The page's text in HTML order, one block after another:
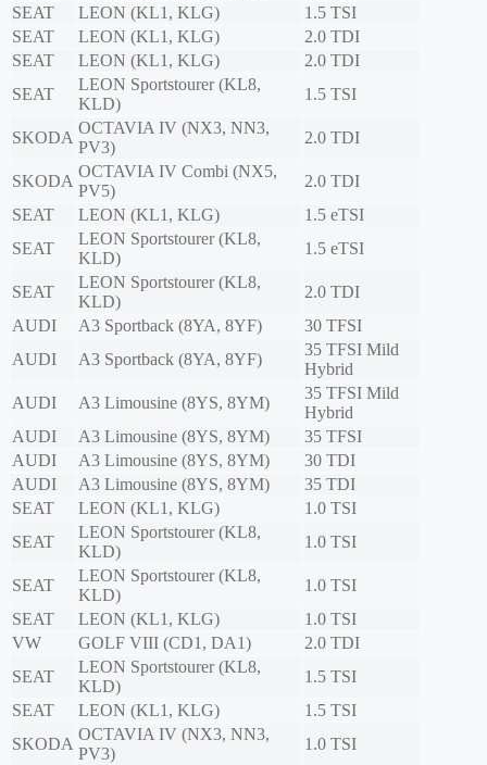
SEAT
LEON (KL1, KLG)
1.5 TSI
SEAT
LEON (KL1, KLG)
2.0 TDI
SEAT
LEON (KL1, KLG)
2.0 TDI
SEAT
LEON Sportstourer (KL8,
KLD)
1.5 TSI
SKODA
OCTAVIA IV (NX3, NN3,
PV3)
2.0 TDI
SKODA
OCTAVIA IV Combi (NX5,
PV5)
2.0 TDI
SEAT
LEON (KL1, KLG)
1.5 eTSI
SEAT
LEON Sportstourer (KL8,
KLD)
1.5 eTSI
SEAT
LEON Sportstourer (KL8,
KLD)
2.0 TDI
AUDI
A3 Sportback (8YA, 8YF)
30 TFSI
AUDI
A3 Sportback (8YA, 8YF)
35 TFSI Mild
Hybrid
AUDI
A3 Limousine (8YS, 8YM)
35 TFSI Mild
Hybrid
AUDI
A3 Limousine (8YS, 8YM)
35 TFSI
AUDI
A3 Limousine (8YS, 8YM)
30 TDI
AUDI
A3 Limousine (8YS, 8YM)
35 TDI
SEAT
LEON (KL1, KLG)
1.0 TSI
SEAT
LEON Sportstourer (KL8,
KLD)
1.0 TSI
SEAT
LEON Sportstourer (KL8,
KLD)
1.0 TSI
SEAT
LEON (KL1, KLG)
1.0 TSI
VW
GOLF VIII (CD1, DA1)
2.0 TDI
SEAT
LEON Sportstourer (KL8,
KLD)
1.5 TSI
SEAT
LEON (KL1, KLG)
1.5 TSI
SKODA
OCTAVIA IV (NX3, NN3,
PV3)
1.0 TSI